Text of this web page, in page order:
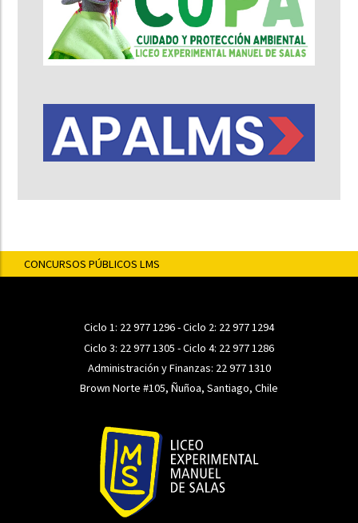
CONCURSOS PÚBLICOS LMS
Ciclo 1: 22 977 1296- Ciclo 2: 22 977 1294
Ciclo 3: 22 977 1305 - Ciclo 4: 22 977 1286
Administración y Finanzas: 22 977 1310
Brown Norte #105, Ñuñoa, Santiago, Chile